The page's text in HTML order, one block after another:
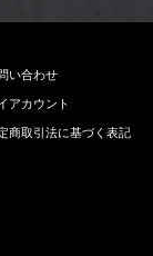
い合わせ
アカウント
商取引法に基づく表記